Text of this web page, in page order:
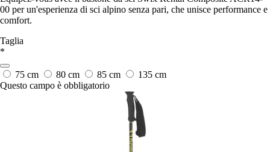
00 per un'esperienza di sci alpino senza pari, che unisce performance e
comfort.
Taglia
*
75 cm 80 cm 85 cm
135 cm
Questo campo è obbligatorio